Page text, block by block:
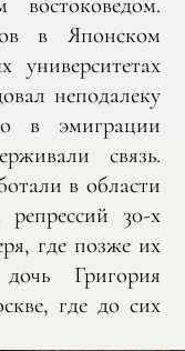
в Японском
университетах
неподалеку
в эмиграции
связь.
в области
30-х
где позже их
дочь Григория
где до сих